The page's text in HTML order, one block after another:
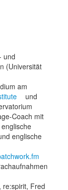
und
(Universität
am
und
Coach mit
englische
re:spirit, Fred